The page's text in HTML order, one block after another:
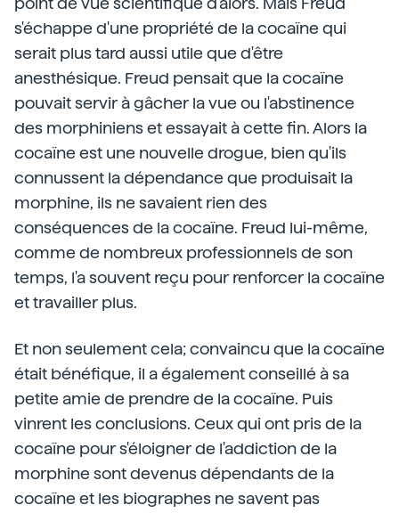
s'échappe d'une propriété de la cocaïne qui
serait plus tard aussi utile que d'être
anesthésique. Freud pensait que la cocaïne
pouvait servir à gâcher la vue ou l'abstinence
des morphiniens et essayait à cette fin. Alors la
cocaïne est une nouvelle drogue, bien qu'ils
connussent la dépendance que produisait la
morphine, ils ne savaient rien des
conséquences de la cocaïne. Freud lui-même,
comme de nombreux professionnels de son
temps, l'a souvent reçu pour renforcer la cocaïne
et travailler plus.
Et non seulement cela; convaincu que la cocaïne
était bénéfique, il a également conseillé à sa
petite amie de prendre de la cocaïne. Puis
vinrent les conclusions. Ceux qui ont pris de la
cocaïne pour s'éloigner de l'addiction de la
morphine sont devenus dépendants de la
cocaïne et les biographes ne savent pas